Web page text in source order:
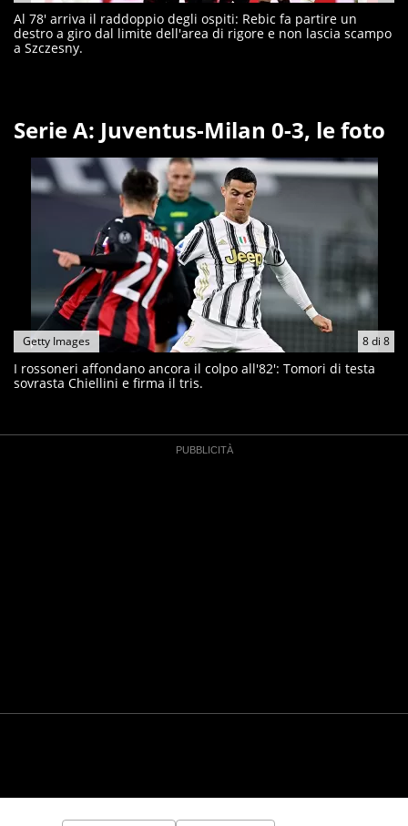
Al 78' arriva il raddoppio degli ospiti: Rebic fa partire un
destro a giro dal limite dell'area di rigore e non lascia scampo
a Szczesny.
Serie A: Juventus-Milan 0-3, le foto
8di 8
Getty Images
I rossoneri affondano ancora il colpo all'82': Tomori di testa
sovrasta Chiellini e firma il tris.